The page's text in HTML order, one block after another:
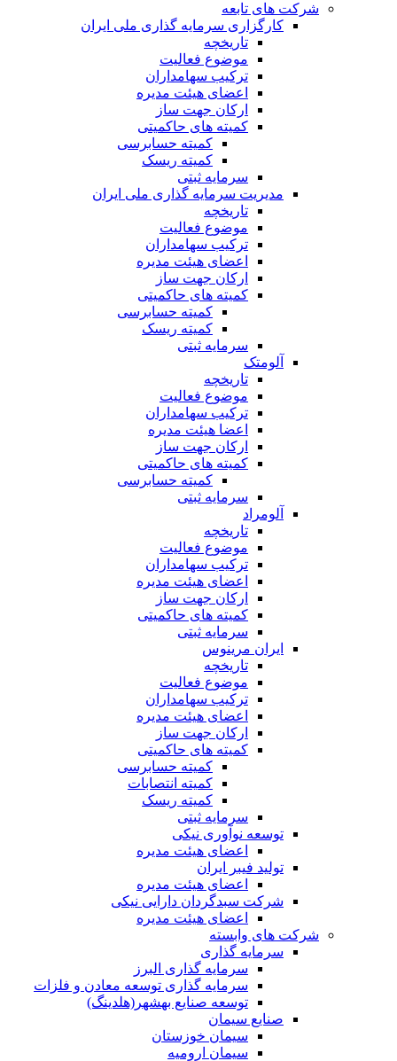
شرکت های تابعه
کارگزاری سرمایه گذاری ملی ایران
تاریخچه
موضوع فعالیت
ترکیب سهامداران
اعضای هیئت مدیره
ارکان جهت ساز
کمیته های حاکمیتی
کمیته حسابرسی
کمیته ریسک
سرمایه ثبتی
مدیریت سرمایه گذاری ملی ایران
تاریخچه
موضوع فعالیت
ترکیب سهامداران
اعضای هیئت مدیره
ارکان جهت ساز
کمیته های حاکمیتی
کمیته حسابرسی
کمیته ریسک
سرمایه ثبتی
آلومتک
تاریخچه
موضوع فعالیت
ترکیب سهامداران
اعضا هیئت مدیره
ارکان جهت ساز
کمیته های حاکمیتی
کمیته حسابرسی
سرمایه ثبتی
آلومراد
تاریخچه
موضوع فعالیت
ترکیب سهامداران
اعضای هیئت مدیره
ارکان جهت ساز
کمیته های حاکمیتی
سرمایه ثبتی
ایران مرینوس
تاریخچه
موضوع فعالیت
ترکیب سهامداران
اعضای هیئت مدیره
ارکان جهت ساز
کمیته های حاکمیتی
کمیته حسابرسی
کمیته انتصابات
کمیته ریسک
سرمایه ثبتی
توسعه نوآوری نیکی
اعضای هیئت مدیره
تولید فیبر ایران
اعضای هیئت مدیره
شرکت سبدگردان دارایی نیکی
اعضای هیئت مدیره
شرکت های وابسته
سرمایه گذاری
سرمایه گذاری البرز
سرمایه گذاری توسعه معادن و فلزات
توسعه‌ صنایع‌ بهشهر(هلدینگ)
صنایع سیمان
سیمان خوزستان
سیمان ارومیه